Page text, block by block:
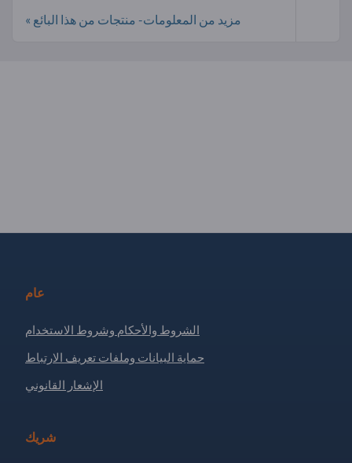
مزيد من المعلومات- منتجات من هذا البائع »
عام
الشروط والأحكام وشروط الاستخدام
حماية البيانات وملفات تعريف الارتباط
الإشعار القانوني
شريك